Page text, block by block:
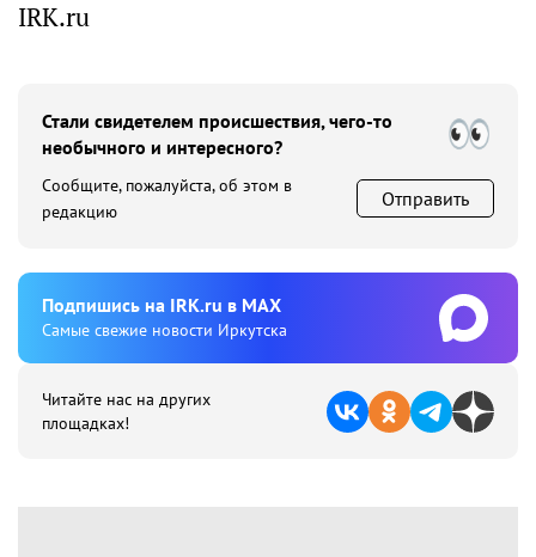
IRK.ru
Стали свидетелем происшествия, чего-то
необычного и интересного?
Сообщите, пожалуйста, об этом в
редакцию
Отправить
Подпишиcь на IRK.ru в MAX
Cамые свежие новости Иркутска
Читайте нас на других
площадках!